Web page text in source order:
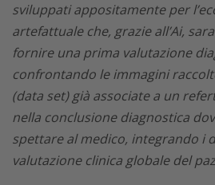
sviluppati appositamente per
artefattuale che, grazie all’Ai,
fornire una prima valutazione
confrontando le immagini
(data set) già associate a un
nella conclusione diagnostica
spettare al medico, integrando i
valutazione clinica globale del